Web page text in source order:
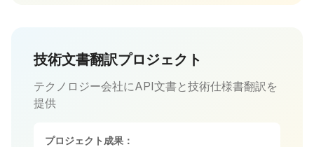
技術文書翻訳プロジェクト
テクノロジー会社にAPI文書と技術仕様書翻訳を
提供
プロジェクト成果：